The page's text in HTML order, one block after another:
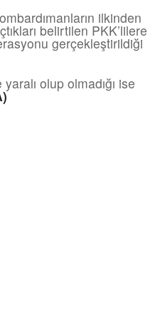
ilkinden
belirtilen PKK’lilere
gerçekleştirildiği
olup olmadığı ise